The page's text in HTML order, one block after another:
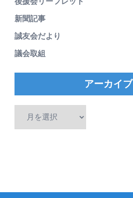
新聞記事
誠友会だより
議会取組
アーカイブ